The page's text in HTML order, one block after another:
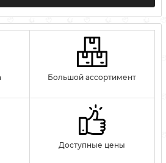
Большой ассортимент
Доступные цены